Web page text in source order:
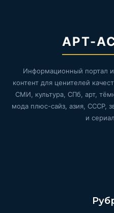
АРТ-
Информационный портал
контент для ценителей
СМИ, культура, СПб, арт,
мода плюс-сайз, азия, СССР,
и